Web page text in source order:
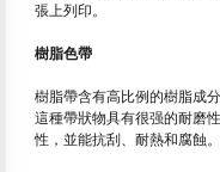
張上列印。
樹脂色帶
樹脂帶含有高比例的樹脂成
這種帶狀物具有很强的耐磨
性，並能抗刮、耐熱和腐蝕。